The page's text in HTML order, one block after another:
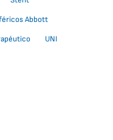
Abbott
UNI